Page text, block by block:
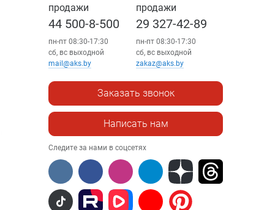
продажи
44 500-8-500
пн-пт 08:30-17:30
сб, вс выходной
mail@aks.by
продажи
29 327-42-89
пн-пт 08:30-17:30
сб, вс выходной
zakaz@aks.by
Заказать звонок
Написать нам
Следите за нами в соцсетях